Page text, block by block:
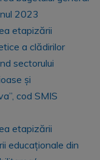
2023
etapizării
a clădirilor
sectorului
și
cod SMIS
etapizării
educaționale din